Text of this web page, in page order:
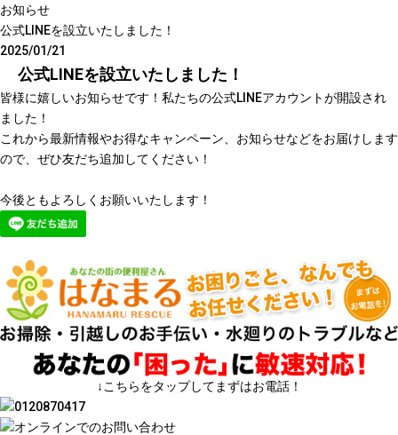
お知らせ
公式LINEを設立いたしました！
2025/01/21
公式LINEを設立いたしました！
皆様に嬉しいお知らせです！私たちの公式LINEアカウントが開設され
ました！
これから最新情報やお得なキャンペーン、お知らせなどをお届けします
ので、ぜひ友だち追加してください！
今後ともよろしくお願いいたします！
↓こちらをタップしてまずはお電話！